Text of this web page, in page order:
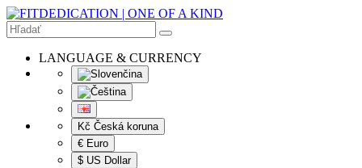
LANGUAGE & CURRENCY
Kč Česká koruna
€ Euro
$ US Dollar